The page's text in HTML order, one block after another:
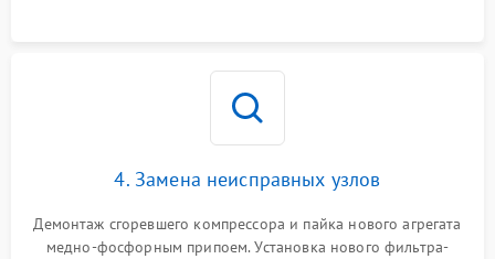
4. Замена неисправных узлов
Демонтаж сгоревшего компрессора и пайка нового агрегата
медно-фосфорным припоем. Установка нового фильтра-